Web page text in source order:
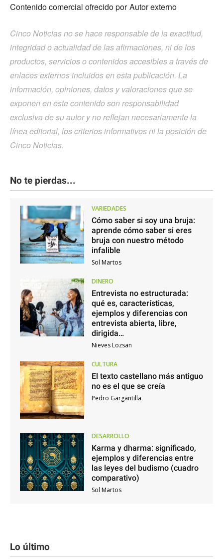
Contenido comercial ofrecido por Autor externo
Cinco Noticias no se hace responsable de la exactitud,
integridad o actualidad de las afirmaciones, ni de los
productos, servicios o contenidos accesibles a través de
enlaces externos incluidos en esta publicación. La
información, opiniones, datos y valoraciones que se
exponen en este contenido son responsabilidad
exclusiva de su autor y no reflejan necesariamente la
línea editorial, los criterios informativos ni la posición de
Cinco Noticias.
No te pierdas...
VARIEDADES
Cómo saber si soy una bruja:
aprende cómo saber si eres
bruja con nuestro método
infalible
Sol Martos
DINERO
Entrevista no estructurada:
qué es, características,
ejemplos y diferencias con
entrevista abierta, libre,
dirigida…
Nieves Lozsan
CULTURA
El texto castellano más antiguo
no es el que se creía
Pedro Gargantilla
DESARROLLO
Karma y dharma: significado,
ejemplos y diferencias entre
las leyes del budismo (cuadro
comparativo)
Sol Martos
Lo último